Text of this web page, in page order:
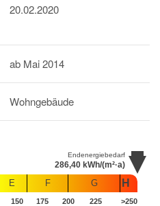
20.02.2020
ab Mai 2014
Wohngebäude
Endenergiebedarf
286,40 kWh/(m²·a)
E F G H
150 175 200 225 >250